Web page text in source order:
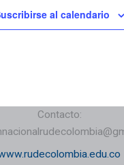
al calendario
Contacto: